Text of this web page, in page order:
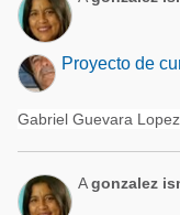
Proyecto de
Gabriel Guevara
Agonzalez